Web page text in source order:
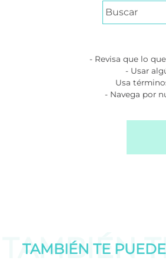
- Revisa que lo
- Usar
Usa
- Navega por
TAMBIÉN
TAMBIÉN TE PUEDE